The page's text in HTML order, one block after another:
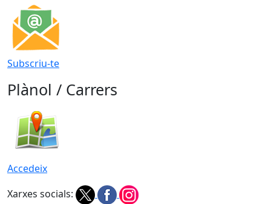
Subscriu-te
Plànol / Carrers
Accedeix
Xarxes socials: